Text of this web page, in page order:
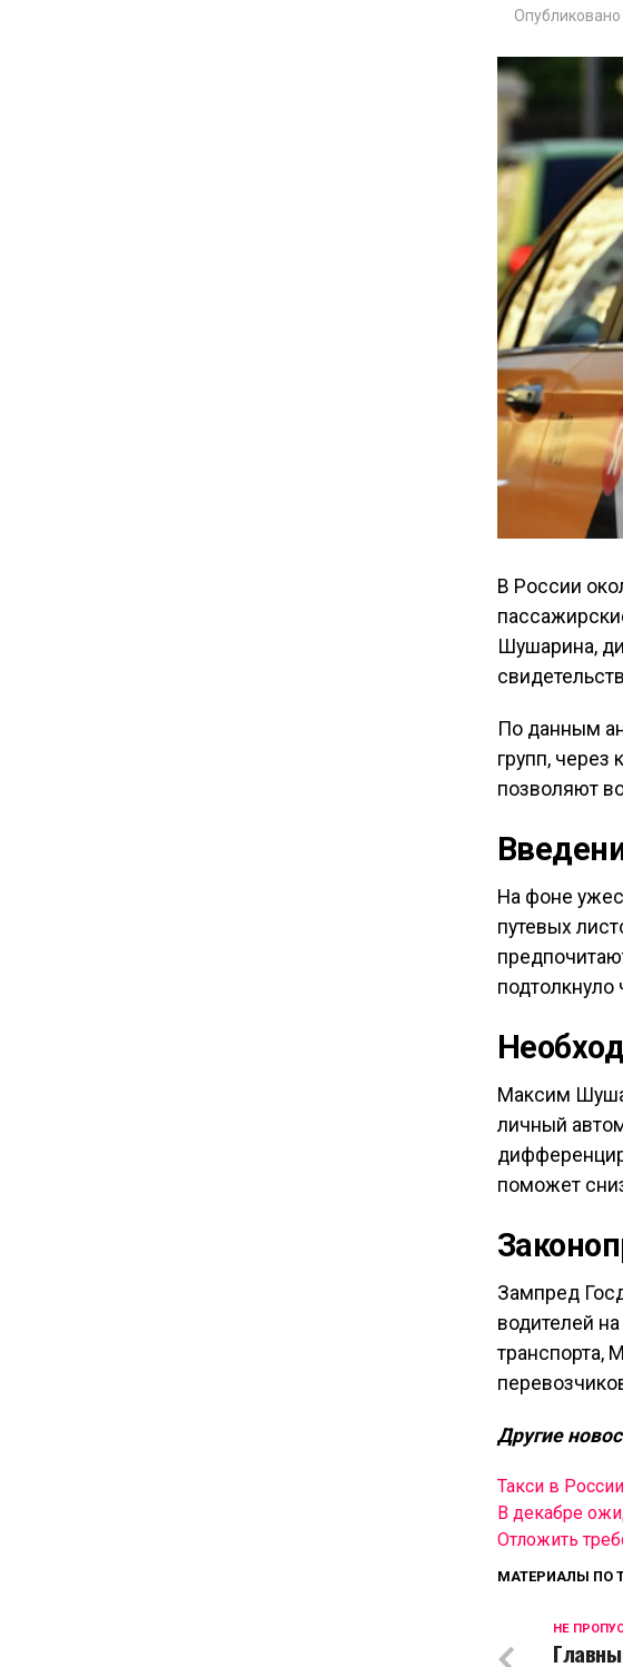
Опубликовано
В России
Шушарина,
По данным
групп, через
позволяют
На фоне
путевых
подтолкнуло
Максим
личный
поможет
Зампред
водителей
транспорта,
Другие
Такси в
В декабре
Отложить
МАТЕРИАЛЫ ПО
НЕ